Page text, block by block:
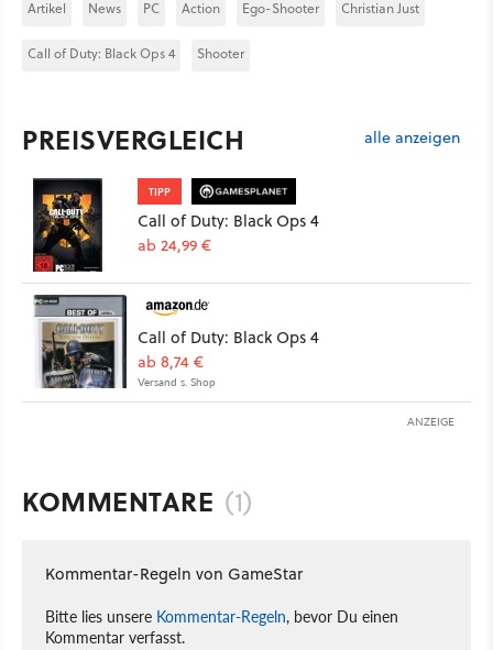
Artikel News PC Action Ego-Shooter Christian Just
Call of Duty: Black Ops 4 Shooter
PREISVERGLEICH alle anzeigen
TIPP
Call of Duty: Black Ops 4
ab 24,99 €
Call of Duty: Black Ops 4
ab 8,74 €
Versand s. Shop
ANZEIGE
KOMMENTARE (1)
Kommentar-Regeln von GameStar
Bitte lies unsere Kommentar-Regeln, bevor Du einen
Kommentar verfasst.